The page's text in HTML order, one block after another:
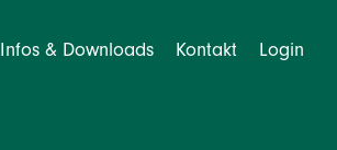
Infos & Downloads Kontakt Login